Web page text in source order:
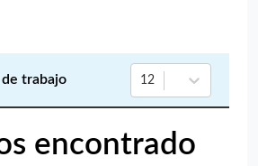
trabajo 12
encontrado